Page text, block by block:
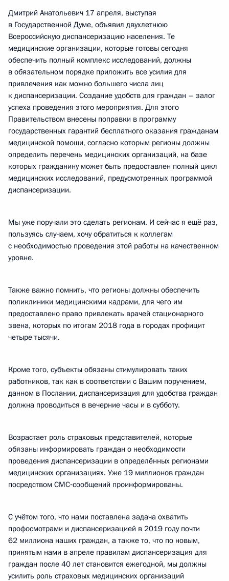
Дмитрий Анатольевич 17 апреля, выступая
в Государственной Думе, объявил двухлетнюю
Всероссийскую диспансеризацию населения. Те
медицинские организации, которые готовы сегодня
обеспечить полный комплекс исследований, должны
в обязательном порядке приложить все усилия для
привлечения как можно большего числа лиц
к диспансеризации. Создание удобств для граждан – залог
успеха проведения этого мероприятия. Для этого
Правительством внесены поправки в программу
государственных гарантий бесплатного оказания гражданам
медицинской помощи, согласно которым регионы должны
определить перечень медицинских организаций, на базе
которых гражданину может быть предоставлен полный цикл
медицинских исследований, предусмотренных программой
диспансеризации.
Мы уже поручали это сделать регионам. И сейчас я ещё раз,
пользуясь случаем, хочу обратиться к коллегам
с необходимостью проведения этой работы на качественном
уровне.
Также важно помнить, что регионы должны обеспечить
поликлиники медицинскими кадрами, для чего им
предоставлено право привлекать врачей стационарного
звена, которых по итогам 2018 года в городах профицит
четыре тысячи.
Кроме того, субъекты обязаны стимулировать таких
работников, так как в соответствии с Вашим поручением,
данном в Послании, диспансеризация для удобства граждан
должна проводиться в вечерние часы и в субботу.
Возрастает роль страховых представителей, которые
обязаны информировать граждан о необходимости
проведения диспансеризации в определённых регионами
медицинских организациях. Уже 19 миллионов граждан
посредством СМС‑сообщений проинформированы.
С учётом того, что нами поставлена задача охватить
профосмотрами и диспансеризацией в 2019 году почти
62 миллиона наших граждан, а также то, что по новым,
принятым нами в апреле правилам диспансеризация для
граждан после 40 лет становится ежегодной, мы должны
усилить роль страховых медицинских организаций